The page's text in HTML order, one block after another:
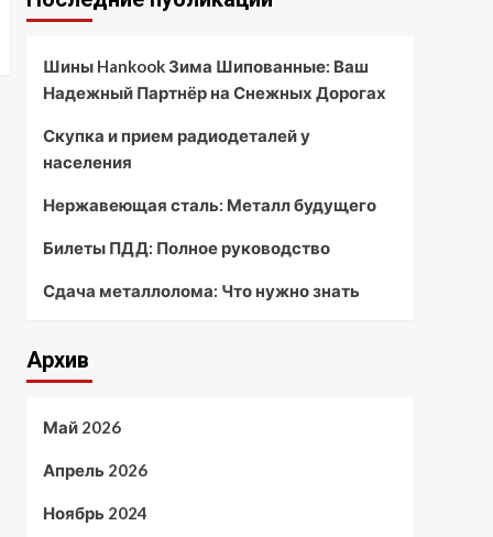
Шины Hankook Зима Шипованные: Ваш
Надежный Партнёр на Снежных Дорогах
Скупка и прием радиодеталей у
населения
Нержавеющая сталь: Металл будущего
Билеты ПДД: Полное руководство
Сдача металлолома: Что нужно знать
Архив
Май 2026
Апрель 2026
Ноябрь 2024